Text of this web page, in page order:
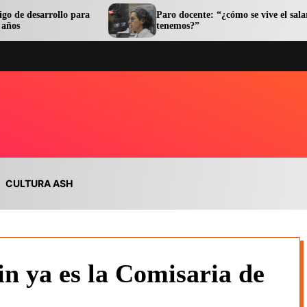
para
Paro docente: “¿cómo se vive el salario que
tenemos?”
CULTURA ASH
ya es la Comisaria de